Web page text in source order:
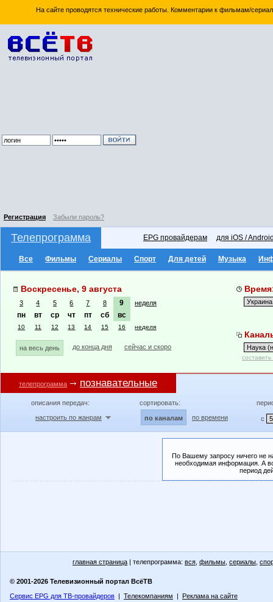
На сайте проводятся технические работы. Комментарии к фильмам/
Регистрация Забыли пароль?
Телепрограмма EPG провайдерам для iOS /
Все Фильмы Сериалы Спорт Для детей Музыка
Воскресенье, 9 августа
3 4 5 6 7 8 9 неделя
пн вт ср чт пт сб вс
10 11 12 13 14 15 16 неделя
на весь день до конца дня сейчас и скоро
телепрограмма познавательные
описания передач:
настроить по жанрам
сортировать:
по каналам по времени с
По Вашему запросу ничего не
необходимая информация. А
период
главная страница | телепрограмма: вся фильмы сериалы
© 2001-2026 Телевизионный портал ВсёТВ
Сервис EPG для ТВ-провайдеров | Телекомпаниям | Реклама на сайте